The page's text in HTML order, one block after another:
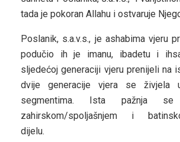
tada je pokoran Allahu i ostvaruje
Poslanik, s.a.v.s., je ashabima vjeru
podučio ih je imanu, ibadetu i
sljedećoj generaciji vjeru prenijeli na
dvije generacije vjera se živjela
segmentima. Ista pažnja
zahirskom/spoljašnjem i
dijelu.